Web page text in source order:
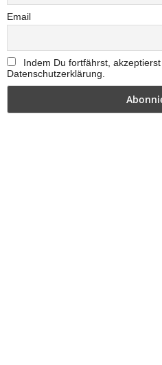
Email
Indem Du fortfährst,
Datenschutzerklärung.